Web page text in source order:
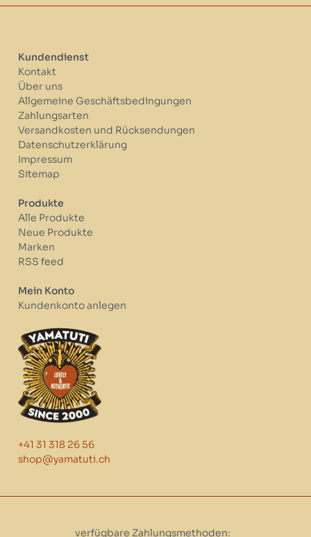
Kundendienst
Kontakt
Über uns
Allgemeine Geschäftsbedingungen
Zahlungsarten
Versandkosten und Rücksendungen
Datenschutzerklärung
Impressum
Sitemap
Produkte
Alle Produkte
Neue Produkte
Marken
RSS feed
Mein Konto
Kundenkonto anlegen
+41 31 318 26 56
shop@yamatuti.ch
verfügbare Zahlungsmethoden: